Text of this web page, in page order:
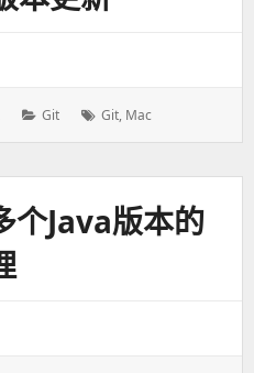
分
Git
标
Git, Mac
个Java版本的